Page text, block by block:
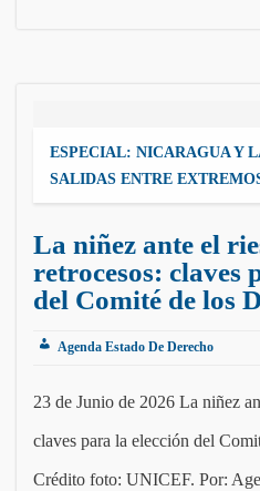
ESPECIAL: NICARAGUA Y
SALIDAS ENTRE
La niñez ante el
retrocesos: claves
del Comité de los
Agenda Estado De Derecho
23 de Junio de 2026 La niñez
claves para la elección del
Crédito foto: UNICEF. Por: